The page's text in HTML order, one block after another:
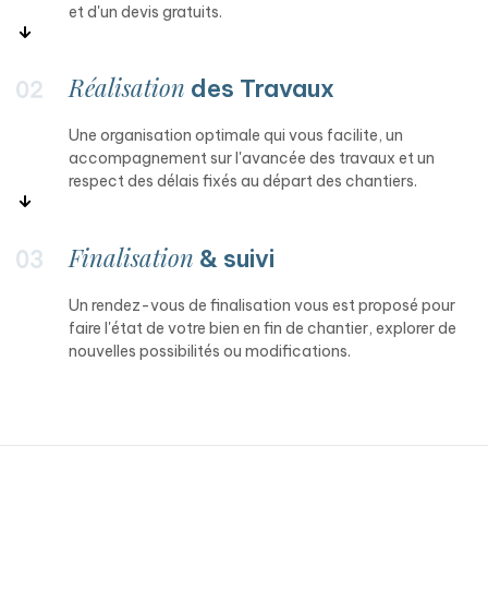
et d'un devis gratuits.
Réalisation des Travaux
Une organisation optimale qui vous facilite, un
accompagnement sur l'avancée des travaux et un
respect des délais fixés au départ des chantiers.
Finalisation & suivi
Un rendez-vous de finalisation vous est proposé pour
faire l'état de votre bien en fin de chantier, explorer de
nouvelles possibilités ou modifications.